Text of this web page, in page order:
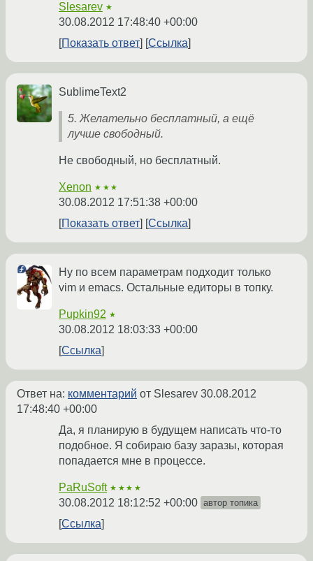
Slesarev ★
30.08.2012 17:48:40 +00:00
Показать ответ
Ссылка
SublimeText2
5. Желательно бесплатный, а ещё
лучше свободный.
Не свободный, но бесплатный.
Xenon ★★★
30.08.2012 17:51:38 +00:00
Показать ответ
Ссылка
Ну по всем параметрам подходит только
vim и emacs. Остальные едиторы в топку.
Pupkin92 ★
30.08.2012 18:03:33 +00:00
Ссылка
Ответ на: комментарий от Slesarev 30.08.2012
17:48:40 +00:00
Да, я планирую в будущем написать что-то
подобное. Я собираю базу заразы, которая
попадается мне в процессе.
PaRuSoft ★★★★
30.08.2012 18:12:52 +00:00 автор топика
Ссылка